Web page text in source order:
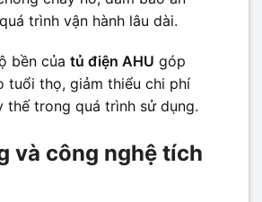
trình vận hành lâu dài.
bền của tủ điện AHU góp
tuổi thọ, giảm thiểu chi phí
thế trong quá trình sử dụng.
và công nghệ tích